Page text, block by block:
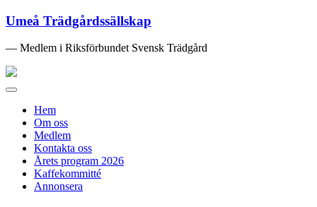
Umeå Trädgårdssällskap
— Medlem i Riksförbundet Svensk Trädgård
Toggle
navigation
Hem
Om oss
Medlem
Kontakta oss
Årets program 2026
Kaffekommitté
Annonsera